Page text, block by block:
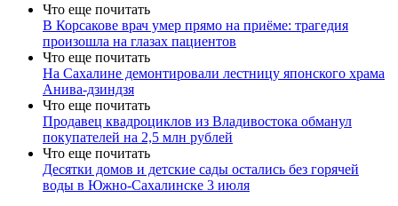
Что еще почитать
В Корсакове врач умер прямо на приёме: трагедия
произошла на глазах пациентов
Что еще почитать
На Сахалине демонтировали лестницу японского храма
Анива-дзиндзя
Что еще почитать
Продавец квадроциклов из Владивостока обманул
покупателей на 2,5 млн рублей
Что еще почитать
Десятки домов и детские сады остались без горячей
воды в Южно-Сахалинске 3 июля